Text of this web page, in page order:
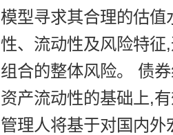
模型寻求其合理的估
性、流动性及风险特
组合的整体风险。 债
资产流动性的基础上,
管理人将基于对国内